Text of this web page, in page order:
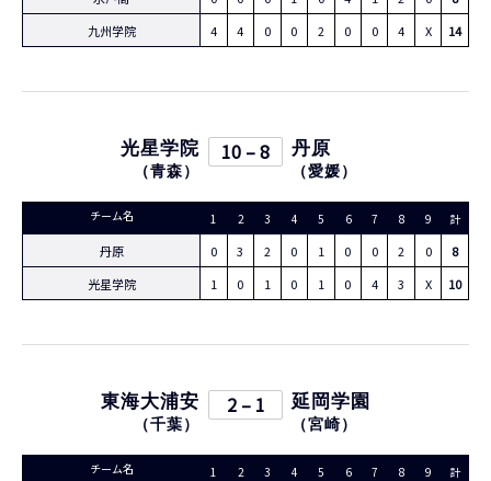
九州学院
4 4 0 0 2 0 0 4 X 14
光星学院
（青森 ）
10 – 8 丹原
（愛媛 ）
チーム名 1 2 3 4 5 6 7 8 9 計
丹原 0 3 2 0 1 0 0 2 0
8
光星学院
1 0 1 0 1 0 4 3 X 10
東海大浦安
（千葉 ）
2 – 1 延岡学園
（宮崎 ）
チーム名 1 2 3 4 5 6 7 8 9 計